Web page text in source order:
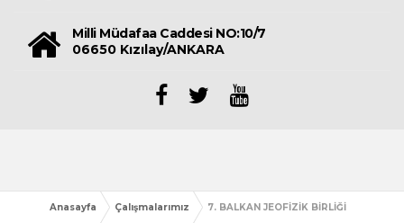
Milli Müdafaa Caddesi NO:10/7
06650 Kızılay/ANKARA
Anasayfa Çalışmalarımız
7. BALKAN JEOFİZİK BİRLİĞİ